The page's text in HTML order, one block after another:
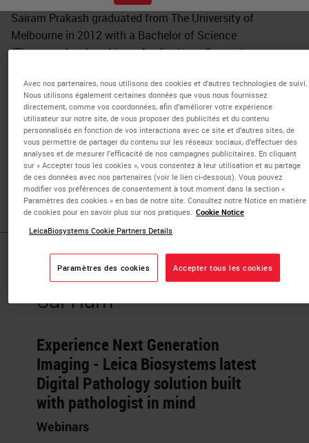
Sairam Prakash graduated from The University of
Melbourne in 2012 with a Bachelor of Science
(Pharmacology) and is an Applications Support
Pathology and Core Histology and supports the South-
East Asia, Hong Kong and Taiwan business. Before joining
LBS, Sairam led the Digital Pathology service in Institute
of Molecular Cell Biology, ASTAR and has worked jointly
with SingHealth to pilot whole slide imaging projects.
Sairam is passionate about educating customers for
adoption of automation process in histology workflow.
Published Pieces by
Sai Ram
Experience Next Generation
Imaging - Leica Biosystems latest
Digital Pathology solution built
with pathologist in mind
Webinars
Avec nos partenaires, nous utilisons des cookies et d’autres technologies de suivi.
Nous utilisons également certaines données que vous nous fournissez
directement, comme vos coordonnées, afin d’améliorer votre expérience
utilisateur sur notre site, de vous proposer des publicités et du contenu
personnalisés en fonction de vos interactions avec ce site et d’autres sites, de
vous permettre de partager du contenu sur les réseaux sociaux, d’effectuer des
analyses et de mesurer l’efficacité de nos campagnes publicitaires. En cliquant
sur « Accepter tous les cookies », vous consentez à leur utilisation et au partage
de ces données avec nos partenaires (voir le lien ci-dessous). Vous pouvez
modifier vos préférences de consentement à tout moment dans la section «
Paramètres des cookies » en bas de notre site. Consultez notre Notice en matière
de cookies pour en savoir plus sur nos pratiques. Cookie Notice
LeicaBiosystems Cookie Partners Details
Paramètres des cookies Accepter tous les cookies